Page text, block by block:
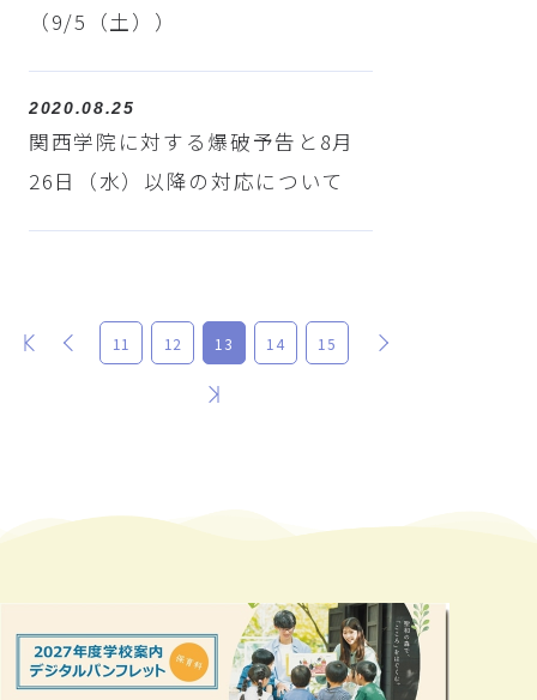
（9/5（土））
2020.08.25
関西学院に対する爆破予告と8月
26日（水）以降の対応について
最初 前 11 12 13 14 15
最後